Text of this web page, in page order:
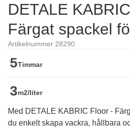
DETALE
Färgat spackel
Artikelnummer 28290
5Timmar
3m2/liter
Med DETALE KABRIC Floor -
du enkelt skapa vackra, hållbara